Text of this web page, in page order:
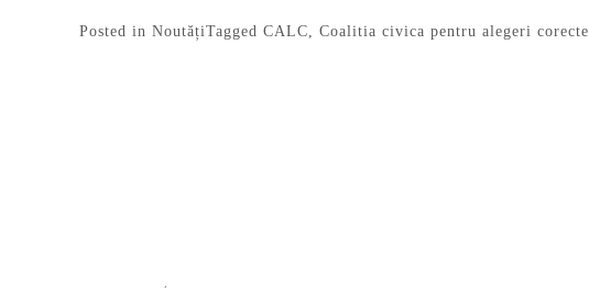
Posted in NoutățiTagged CALC Coalitia civica pentru alegeri corecte